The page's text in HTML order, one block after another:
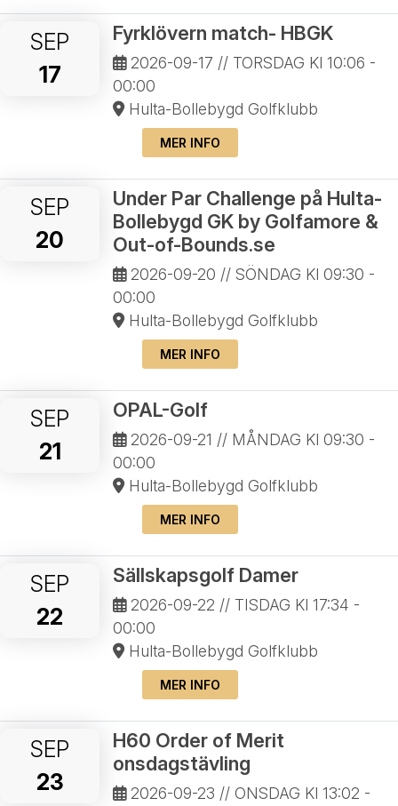
SEP
17
Fyrklövern match- HBGK
2026-09-17 // TORSDAG Kl 10:06 -
00:00
Hulta-Bollebygd Golfklubb
MER INFO
SEP
20
Under Par Challenge på Hulta-
Bollebygd GK by Golfamore &
Out-of-Bounds.se
2026-09-20 // SÖNDAG Kl 09:30 -
00:00
Hulta-Bollebygd Golfklubb
MER INFO
SEP
21
OPAL-Golf
2026-09-21 // MÅNDAG Kl 09:30 -
00:00
Hulta-Bollebygd Golfklubb
MER INFO
SEP
22
Sällskapsgolf Damer
2026-09-22 // TISDAG Kl 17:34 -
00:00
Hulta-Bollebygd Golfklubb
MER INFO
SEP
23
H60 Order of Merit
onsdagstävling
2026-09-23 // ONSDAG Kl 13:02 -